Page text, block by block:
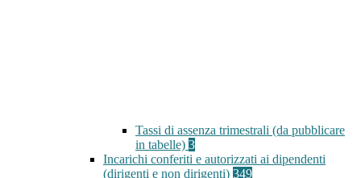
Tassi di assenza trimestrali (da pubblicare
in tabelle) 3
Incarichi conferiti e autorizzati ai dipendenti
(dirigenti e non dirigenti) 349